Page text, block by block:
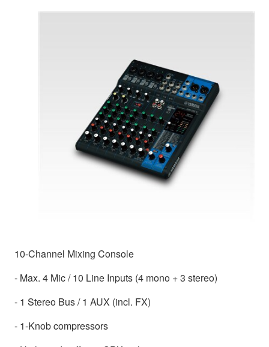
10-Channel Mixing Console
- Max. 4 Mic / 10 Line Inputs (4 mono + 3 stereo)
- 1 Stereo Bus / 1 AUX (incl. FX)
- 1-Knob compressors